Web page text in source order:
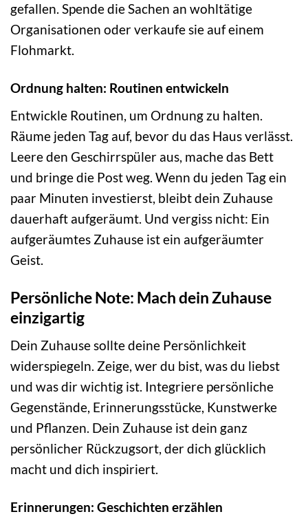
gefallen. Spende die Sachen an wohltätige
Organisationen oder verkaufe sie auf einem
Flohmarkt.
Ordnung halten: Routinen entwickeln
Entwickle Routinen, um Ordnung zu halten.
Räume jeden Tag auf, bevor du das Haus verlässt.
Leere den Geschirrspüler aus, mache das Bett
und bringe die Post weg. Wenn du jeden Tag ein
paar Minuten investierst, bleibt dein Zuhause
dauerhaft aufgeräumt. Und vergiss nicht: Ein
aufgeräumtes Zuhause ist ein aufgeräumter
Geist.
Persönliche Note: Mach dein Zuhause
einzigartig
Dein Zuhause sollte deine Persönlichkeit
widerspiegeln. Zeige, wer du bist, was du liebst
und was dir wichtig ist. Integriere persönliche
Gegenstände, Erinnerungsstücke, Kunstwerke
und Pflanzen. Dein Zuhause ist dein ganz
persönlicher Rückzugsort, der dich glücklich
macht und dich inspiriert.
Erinnerungen: Geschichten erzählen